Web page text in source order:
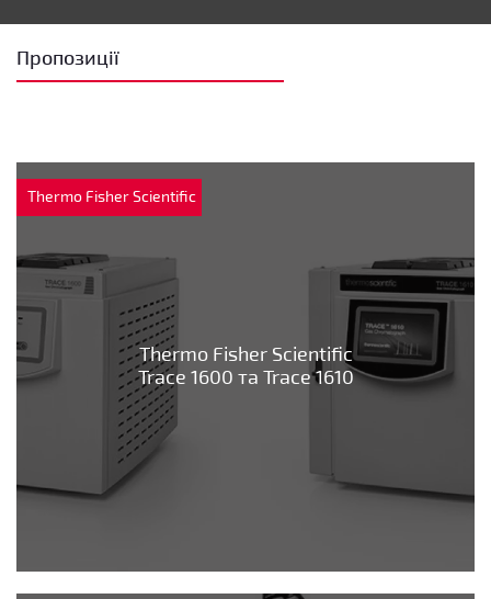
Пропозиції
Thermo Fisher Scientific
Thermo Fisher Scientific
Trace 1600 та Trace 1610